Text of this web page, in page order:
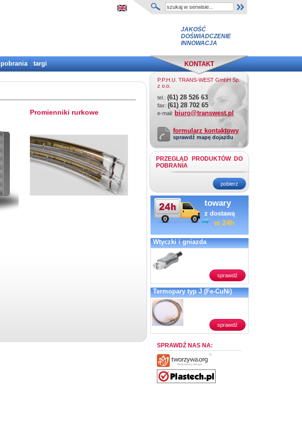
JAKOŚĆ
DOŚWIADCZENIE
INNOWACJA
targi
Promienniki rurkowe
KONTAKT
P.P.H.U. TRANS-WEST GmbH Sp.
z o.o.
tel.:(61) 28 526 63
fax:(61) 28 702 65
e-mail: biuro@transwest.pl
formularz kontaktowy
sprawdź mapę dojazdu
PRZEGLĄD PRODUKTÓW DO
POBRANIA
pobierz
towary
z dostawą
w 24h
Wtyczki i gniazda
sprawdź
Termopary typ J (Fe-CuNi)
sprawdź
SPRAWDŹ NAS NA: